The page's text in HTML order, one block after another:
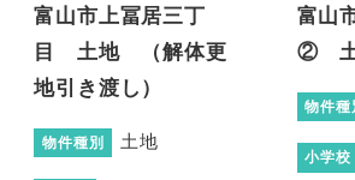
富山市上冨居三丁
目 土地 （解体更
地引き渡し）
物件種別 土地
富山
② 土
物件種
小学校